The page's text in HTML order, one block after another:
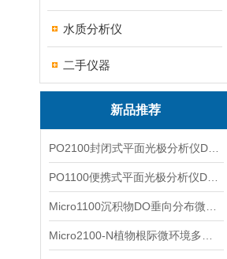
水质分析仪
二手仪器
新品推荐